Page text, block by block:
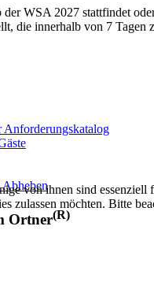
WSA 2027 stattfindet
die innerhalb von 7
Anforderungskatalog
Ortner(R)
von ihnen sind
zulassen möchten. Bitte